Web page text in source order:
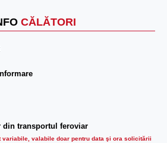
CĂLĂTORI
transportul feroviar
variabile, valabile doar pentru data şi ora solicitării